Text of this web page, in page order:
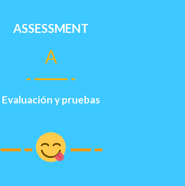
ASSESSMENT
A
Evaluación y pruebas
—- —-